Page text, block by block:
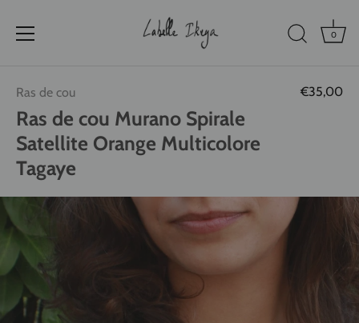
contenu
0
Ras de cou €35,00
Ras de cou Murano Spirale
Satellite Orange Multicolore
Tagaye